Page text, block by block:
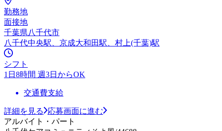
勤務地
面接地
千葉県八千代市
八千代中央駅、京成大和田駅、村上(千葉)駅
シフト
1日8時間 週3日からOK
交通費支給
詳細を見る
応募画面に進む
アルバイト・パート